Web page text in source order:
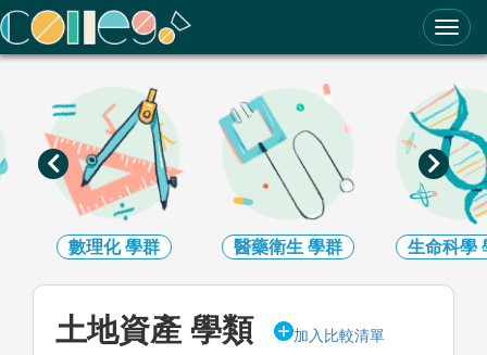
ColleGo! 大學選才與高中育才輔助系統
數理化學群 醫藥衛生 學群 生命科學
土地資產 學類 加入比較清單